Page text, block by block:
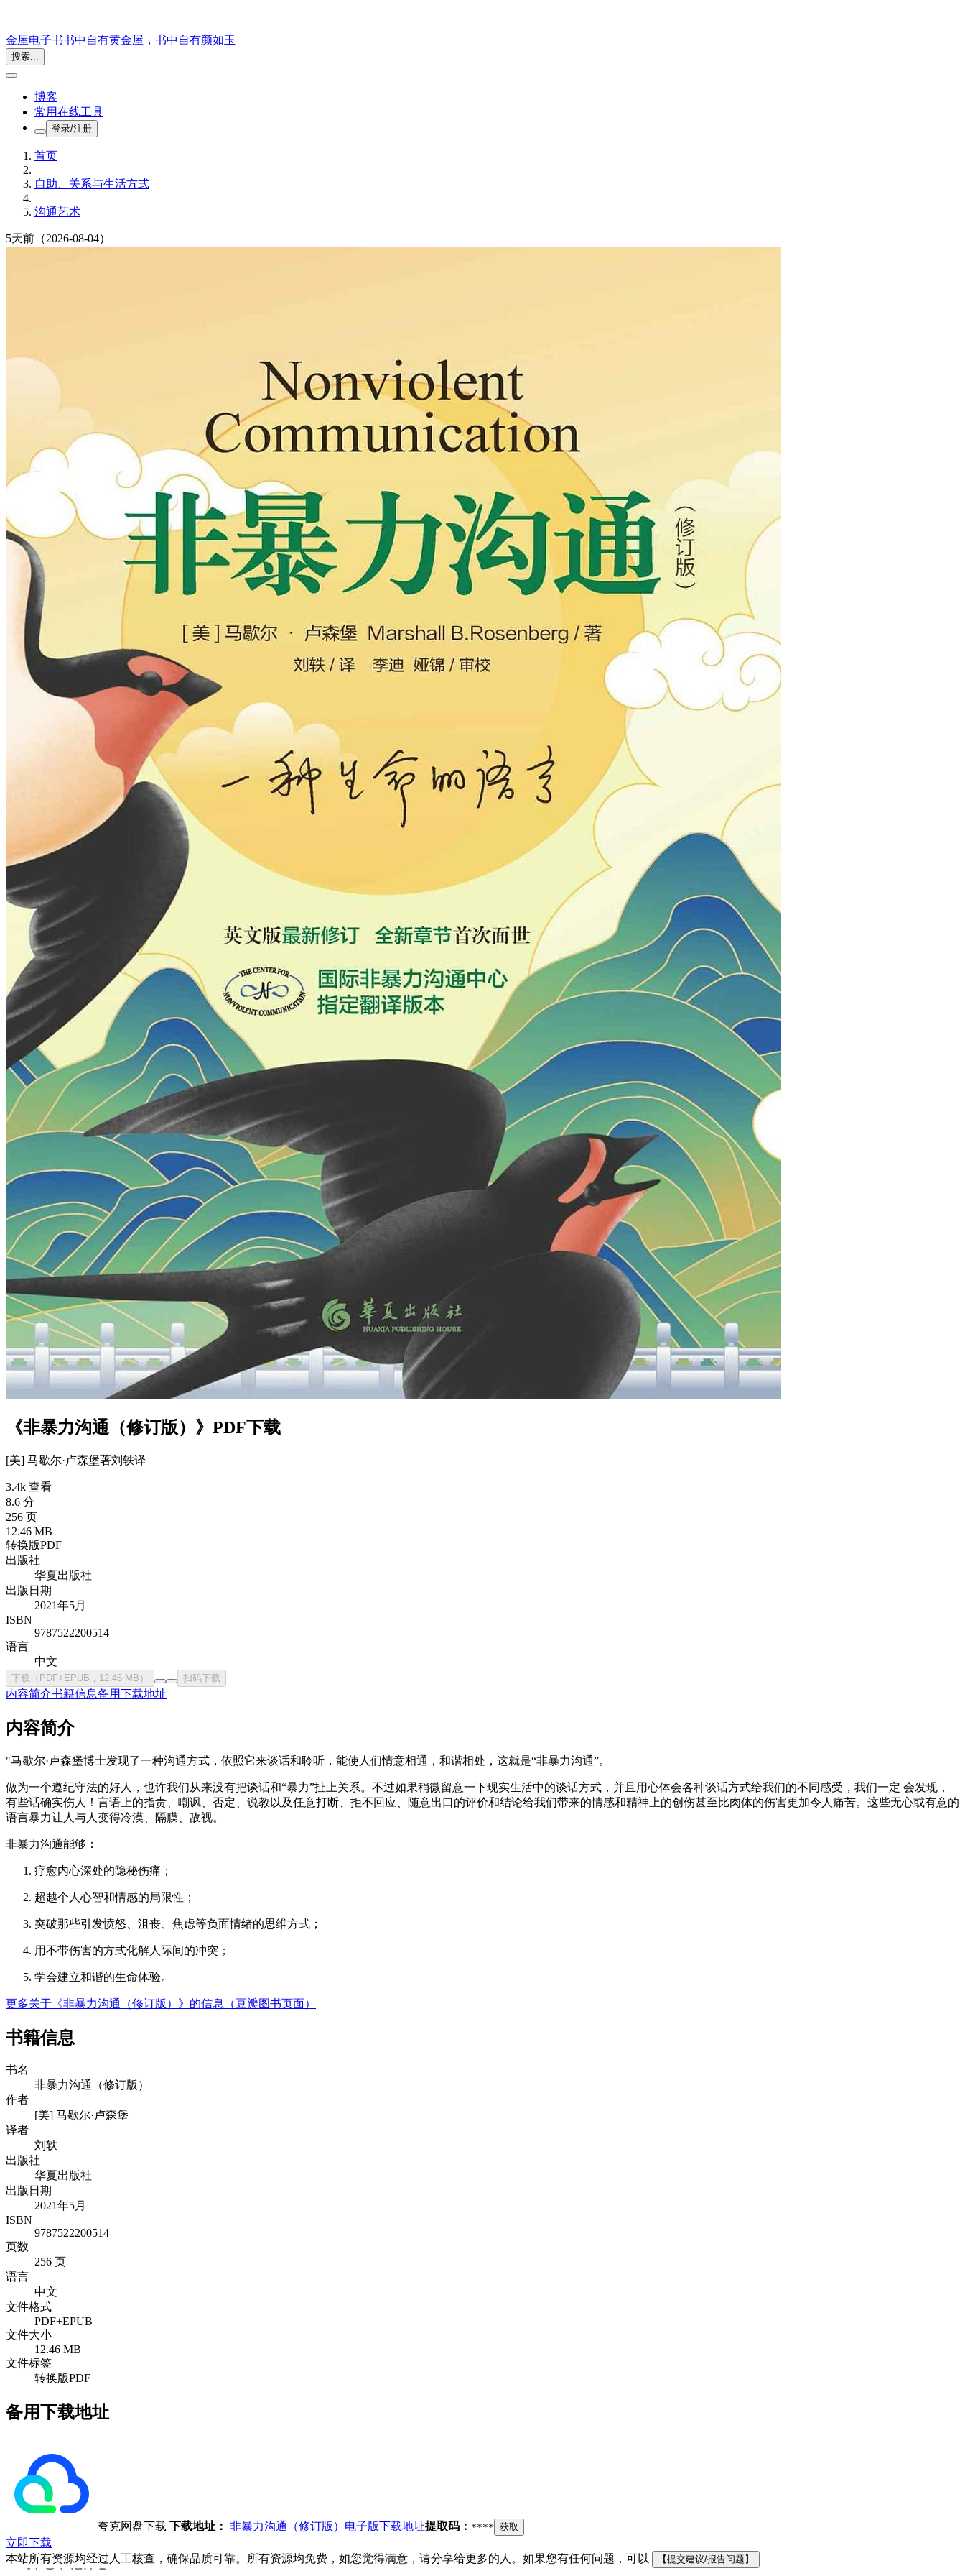
金屋电子书书中自有黄金屋，书中自有颜如玉
搜索...
博客
常用在线工具
登录/注册
首页
自助、关系与生活方式
沟通艺术
5天前 （2026-08-04）
《非暴力沟通（修订版）》PDF下载
[美] 马歇尔·卢森堡著刘轶译
3.4k 查看
8.6 分
256 页
12.46 MB
转换版PDF
出版社
华夏出版社
出版日期
2021年5月
ISBN
9787522200514
语言
中文
下载（PDF+EPUB，12.46 MB） 扫码下载
内容简介书籍信息备用下载地址
内容简介
"马歇尔·卢森堡博士发现了一种沟通方式，依照它来谈话和聆听，能使人们情意相通，和谐相处，这就是“非暴力沟通”。
做为一个遵纪守法的好人，也许我们从来没有把谈话和“暴力”扯上关系。不过如果稍微留意一下现实生活中的谈话方式，并且用心体会各种谈话方式给我们的不同感受，我们一定 会发现，
有些话确实伤人！言语上的指责、嘲讽、否定、说教以及任意打断、拒不回应、随意出口的评价和结论给我们带来的情感和精神上的创伤甚至比肉体的伤害更加令人痛苦。这些无心或有意的
语言暴力让人与人变得冷漠、隔膜、敌视。
非暴力沟通能够：
疗愈内心深处的隐秘伤痛；
超越个人心智和情感的局限性；
突破那些引发愤怒、沮丧、焦虑等负面情绪的思维方式；
用不带伤害的方式化解人际间的冲突；
学会建立和谐的生命体验。
更多关于《非暴力沟通（修订版）》的信息（豆瓣图书页面）
书籍信息
书名
非暴力沟通（修订版）
作者
[美] 马歇尔·卢森堡
译者
刘轶
出版社
华夏出版社
出版日期
2021年5月
ISBN
9787522200514
页数
256 页
语言
中文
文件格式
PDF+EPUB
文件大小
12.46 MB
文件标签
转换版PDF
备用下载地址
夸克网盘下载 下载地址： 非暴力沟通（修订版）电子版下载地址提取码： **** 获取
立即下载
本站所有资源均经过人工核查，确保品质可靠。所有资源均免费，如您觉得满意，请分享给更多的人。如果您有任何问题，可以
【提交建议/报告问题】